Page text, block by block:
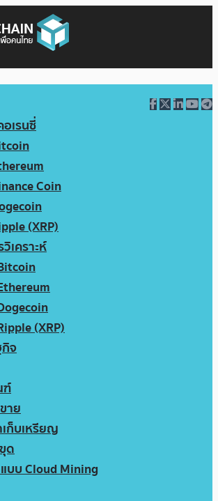
เรนซี่
Coin
(XRP)
เคราะห์
(XRP)
จ
าย
เก็บเหรียญ
ด
บบ Cloud Mining